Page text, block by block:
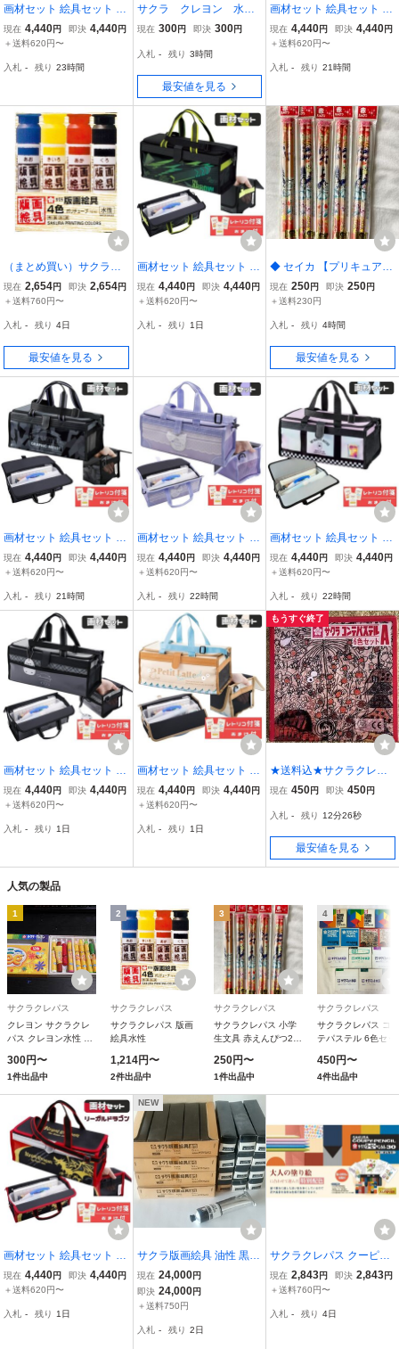
画材セット 絵具セット エ
ナジー かっこいい おまけ
付 レトリコ付箋 ふせん
イン 絵の具 セット
現在 4,440円 即決 4,440円
＋送料620円〜
入札 - 残り 23時間
サクラ クレヨン 水性
らくがき用 ハニービ
現在 300円 即決 300円
入札 - 残り 3時間
最安値を見る
画材セット 絵具セット ハ
ピネス かわいい おまけ付
レトリコ付箋 ふせん 永く
可愛い 絵の具セット
現在 4,440円 即決 4,440円
＋送料620円〜
入札 - 残り 21時間
（まとめ買い）サクラク
レパス 版画絵具水性 ポリ
チューブ入り 12ml 4色セ
〔×3〕
現在 2,654円 即決 2,654円
＋送料760円〜
入札 - 残り 4日
最安値を見る
画材セット 絵具セット ア
ロー かっこいい おまけ付
レトリコ付箋 永く使える
セット
現在 4,440円 即決 4,440円
＋送料620円〜
入札 - 残り 1日
◆ セイカ 【プリキュア】
赤えんぴつ ２本入り
５セット 計１０本 ◆
現在 250円 即決 250円
＋送料230円
入札 - 残り 4時間
最安値を見る
画材セット 絵具セット グ
ラフィック かっこいい お
まけ付 レトリコ付箋 ふせ
デザイン 絵の具 セット
現在 4,440円 即決 4,440円
＋送料620円〜
入札 - 残り 21時間
画材セット 絵具セット リ
トルプリマ かわいい おま
け付 レトリコ付箋 ふせん
イン 可愛い 絵の具 セッ
現在 4,440円 即決 4,440円
＋送料620円〜
入札 - 残り 22時間
画材セット 絵具セット ハ
ッピーモア かわいい おま
け付 レトリコ付箋 ふせん
イン 可愛い 絵の具セット
現在 4,440円 即決 4,440円
＋送料620円〜
入札 - 残り 22時間
画材セット 絵具セット ま
んまるシマエナガ かわい
い おまけ付 レトリコ付箋
ル デザイン 可愛い 絵の
現在 4,440円 即決 4,440円
＋送料620円〜
入札 - 残り 1日
画材セット 絵具セット プ
チラテ かわいい おまけ付
レトリコ付箋 ふせん 永く
可愛い 絵の具セット
現在 4,440円 即決 4,440円
＋送料620円〜
入札 - 残り 1日
もうすぐ終了
★送料込★サクラクレパ
ス サクラコンテパステル
ン 描画材料サ★クラクレ
パス コンテパステル 6色
セットA CT6A
現在 450円 即決 450円
入札 - 残り 12分25秒
最安値を見る
人気の製品
1
サクラクレパス
クレヨン サクラクレ
パス クレヨン水性 １
300円〜
1件出品中
2
サクラクレパス
サクラクレパス 版画
絵具水性
1,214円〜
2件出品中
3
サクラクレパス
サクラクレパス 小学
生文具 赤えんぴつ2本
250円〜
1件出品中
4
サクラクレパス
サクラクレパス コン
テパステル 6色セッ
450円〜
4件出品中
画材セット 絵具セット リ
ーガルドラゴン 小学生 男
の子 男子 かっこいい お
プル デザイン 絵の具
現在 4,440円 即決 4,440円
＋送料620円〜
入札 - 残り 1日
NEW
サクラ版画絵具 油性 黒 1
00cc 30本
現在 24,000円
即決 24,000円
＋送料750円
入札 - 残り 2日
サクラクレパス クーピー
ペンシル カラーオンカラ
ー 30色セット FY30NU
現在 2,843円 即決 2,843円
＋送料760円〜
入札 - 残り 4日